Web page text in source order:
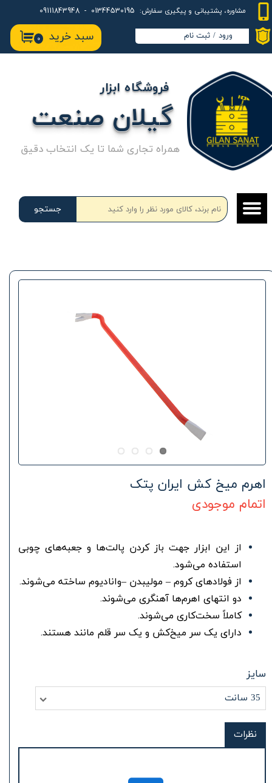
مشاوره، پشتیبانی و پیگیری سفارش:
۰ سبد خرید ورود / ثبت نام
حساب کاربری من
تغییر گذر واژه
سفارشات
خروج از حساب کاربری
جستجو
گیلان صنعت
فروشگاه ابزار
همراه تجاری شما تا یک انتخاب دقیق
اهرم میخ کش ایران پتک
اتمام موجودی
از این ابزار جهت باز کردن پالت‌ها و جعبه‌های چوبی
استفاده می‌شود.
از فولادهای کروم – مولیبدن –وانادیوم ساخته می‌شوند.
دو انتهای اهرم‌ها آهنگری می‌شوند.
کاملاً سخت‌کاری می‌شوند.
دارای یک سر میخ‌کش و یک سر قلم مانند هستند.
سایز
35 سانت
نظرات